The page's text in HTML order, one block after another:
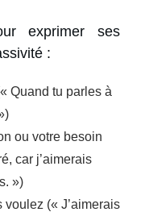
exprimer ses
:
Quand tu parles à
ou votre besoin
car j’aimerais
»)
(« J’aimerais